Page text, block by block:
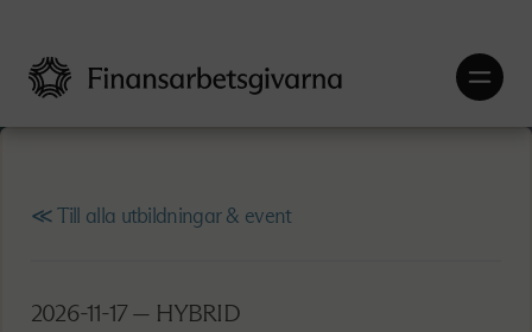
≪ Till alla utbildningar & event
2026-11-17— HYBRID